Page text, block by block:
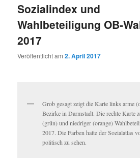
Sozialindex und
Wahlbeteiligung OB-
2017
Veröffentlicht am2. April 2017
Grob gesagt zeigt die Karte links arme
Bezirke in Darmstadt. Die rechte Karte
(grün) und niedriger (orange)
2017. Die Farben hatte der Sozialatlas
politisch zu sehen.